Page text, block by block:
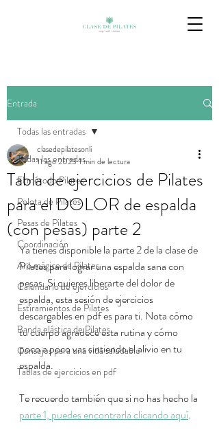
Entrada
Todas las entradas
El método Pilates
Pelota de Pilates
Pesas de Pilates
Coordinación
Aro mágico de Pilates
Calendario de ejercicios
Estiramientos de Pilates
Banda elástica de Pilates
Consejos para una vida saludable
Tablas de ejercicios en pdf
Todas las entradas
Tabla de ejercicios de Pilates
para el DOLOR de espalda
(con pesas) parte 2
clasedepilatesonli
11 ago 20231 min de lectura
Ya tienes disponible la parte 2 de la clase de
Pilates para lograr una espalda sana con
pesas. Si quieres liberarte del dolor de
espalda, esta sesión de ejercicios
descargables en pdf es para ti. Nota cómo
tu cuerpo agradece esta rutina y cómo
poco a poco vas sintiendo el alivio en tu
espalda.
Te recuerdo también que si no has hecho la
parte 1, puedes encontrarla clicando aquí.